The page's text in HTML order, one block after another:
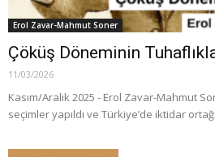
Erol Zavar-Mahmut Soner
Çöküş Döneminin
11/03/2026
Kasım/Aralık 2025 - Erol Zavar-Mahmut
seçimler yapıldı ve Türkiye’de iktidar